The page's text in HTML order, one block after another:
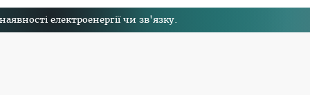
електроенергії чи зв'язку.